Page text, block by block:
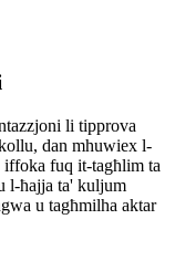
li tipprova
dan mhuwiex l-
fuq it-tagħlim ta
l-ħajja ta' kuljum
u tagħmilha aktar